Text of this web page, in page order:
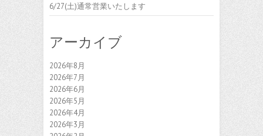
6/27(土)通常営業いたします
アーカイブ
2026年8月
2026年7月
2026年6月
2026年5月
2026年4月
2026年3月